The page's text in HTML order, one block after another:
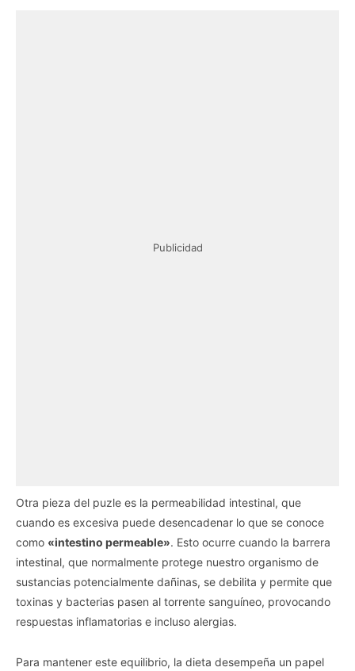
Publicidad
Otra pieza del puzle es la permeabilidad intestinal, que
cuando es excesiva puede desencadenar lo que se conoce
como «intestino permeable». Esto ocurre cuando la barrera
intestinal, que normalmente protege nuestro organismo de
sustancias potencialmente dañinas, se debilita y permite que
toxinas y bacterias pasen al torrente sanguíneo, provocando
respuestas inflamatorias e incluso alergias.
Para mantener este equilibrio, la dieta desempeña un papel